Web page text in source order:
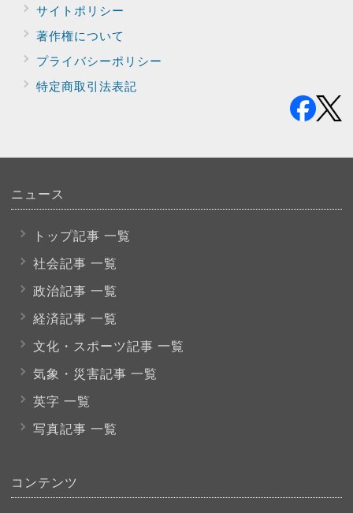
サイトポリシー
著作権について
プライバシーポリシー
特定商取引法表記
ニュース
トップ記事 一覧
社会記事 一覧
政治記事 一覧
経済記事 一覧
文化・スポーツ記事 一覧
気象・災害記事 一覧
英字 一覧
写真記事 一覧
コンテンツ